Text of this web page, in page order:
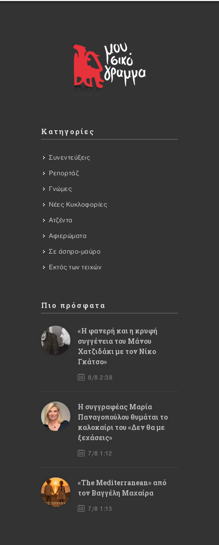
Κατηγορίες
Συνεντεύξεις
Ρεπορτάζ
Γνώμες
Νέες Κυκλοφορίες
Ατζέντα
Αφιερώματα
Σε άσπρο-μαύρο
Εκτός των τειχών
Πιο πρόσφατα
«Η φανερή και η κρυφή
συγγένεια του Μάνου
Χατζιδάκι με τον Νίκο
Γκάτσο»
8/8 2:38
Η συγγραφέας Μαρία
Παναγοπούλου θυμάται το
καλοκαίρι του «Δεν θα με
ξεχάσεις»
7/8 1:12
«The Mediterranean» από
τον Βαγγέλη Μαχαίρα
7/8 1:13